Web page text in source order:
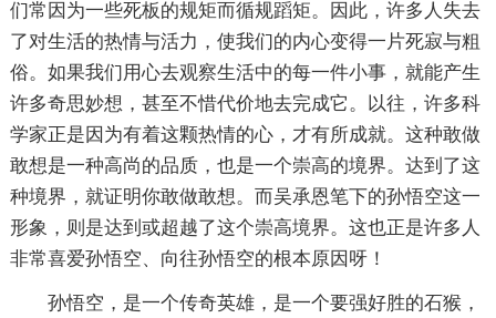
们常因为一些死板的规矩而循规蹈矩。因此，许多人失去
了对生活的热情与活力，使我们的内心变得一片死寂与粗
俗。如果我们用心去观察生活中的每一件小事，就能产生
许多奇思妙想，甚至不惜代价地去完成它。以往，许多科
学家正是因为有着这颗热情的心，才有所成就。这种敢做
敢想是一种高尚的品质，也是一个崇高的境界。达到了这
种境界，就证明你敢做敢想。而吴承恩笔下的孙悟空这一
形象，则是达到或超越了这个崇高境界。这也正是许多人
非常喜爱孙悟空、向往孙悟空的根本原因呀！
孙悟空，是一个传奇英雄，是一个要强好胜的石猴，